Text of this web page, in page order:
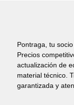
Pontraga, tu
Precios
actualización de
material técnico.
garantizada y